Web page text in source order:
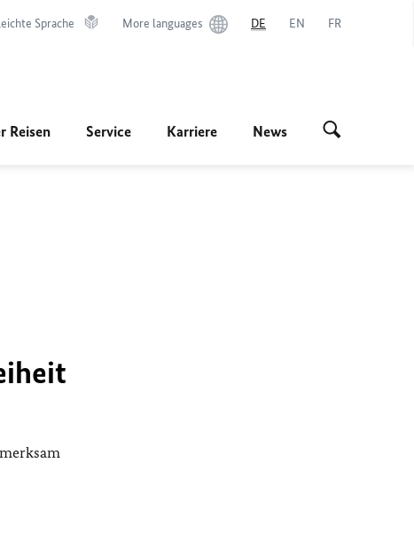
Sprache More languages DE EN FR
Reisen Service Karriere News